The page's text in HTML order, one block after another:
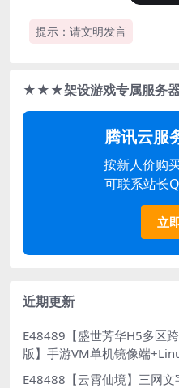
提示：请文明发言
★★★架设游戏专属服务
腾讯云服
按新人价购
可联系站长
立
近期更新
E48489【盛世芳华H5多区
版】手游VM单机镜像端
E48488【云霄仙境】三网